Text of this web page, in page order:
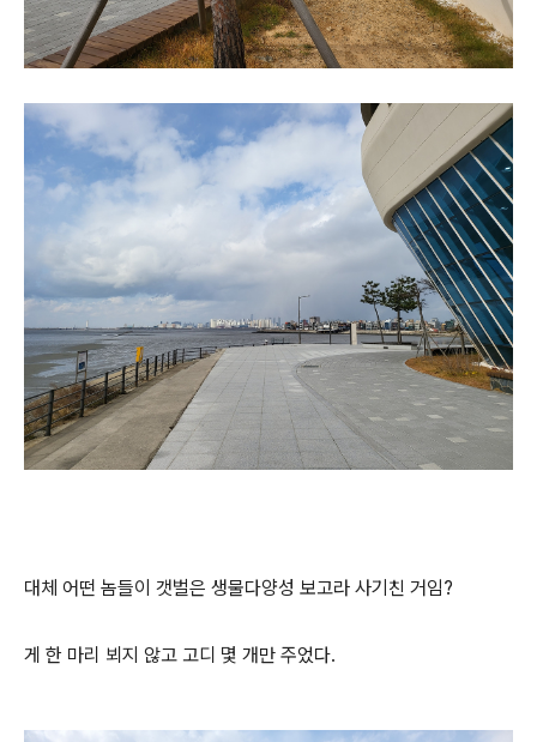
대체 어떤 놈들이 갯벌은 생물다양성 보고라 사기친 거임?
게 한 마리 뵈지 않고 고디 몇 개만 주었다.